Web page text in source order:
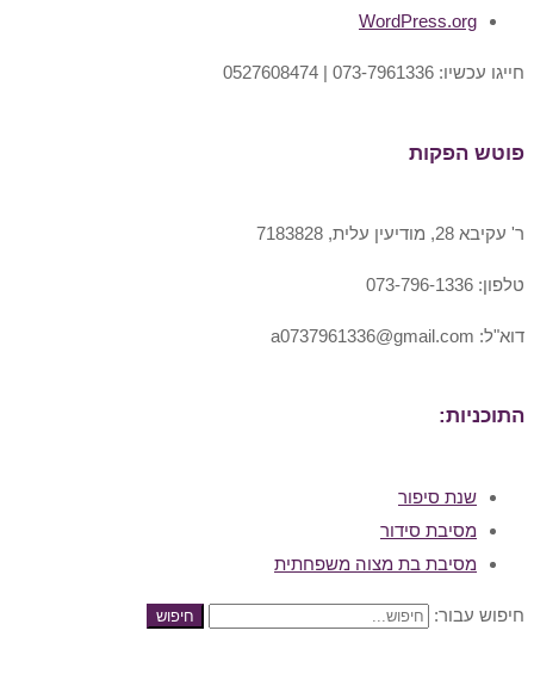
WordPress.org
חייגו עכשיו: 073-7961336 | 0527608474
פוטש הפקות
ר' עקיבא 28, מודיעין עלית, 7183828
טלפון: 073-796-1336
דוא"ל: a0737961336@gmail.com
התוכניות:
שנת סיפור
מסיבת סידור
מסיבת בת מצוה משפחתית
חיפוש עבור: חיפוש